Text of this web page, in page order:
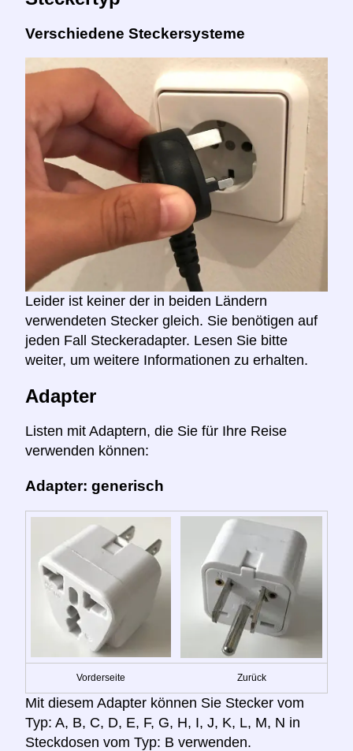
Verschiedene Steckersysteme
Leider ist keiner der in beiden Ländern
verwendeten Stecker gleich. Sie benötigen auf
jeden Fall Steckeradapter. Lesen Sie bitte
weiter, um weitere Informationen zu erhalten.
Adapter
Listen mit Adaptern, die Sie für Ihre Reise
verwenden können:
Adapter: generisch
Vorderseite Zurück
Mit diesem Adapter können Sie Stecker vom
Typ: A, B, C, D, E, F, G, H, I, J, K, L, M, N in
Steckdosen vom Typ: B verwenden.